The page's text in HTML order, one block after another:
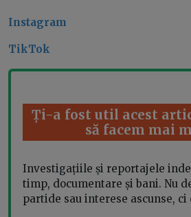
Instagram
TikTok
Ți-a fost util acest
să facem mai
Investigațiile și reportajele
timp, documentare și bani. Nu
partide sau interese ascunse,